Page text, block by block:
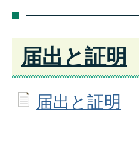
届出と証明
届出と証明